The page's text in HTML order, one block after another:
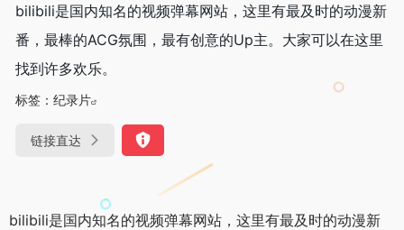
bilibili是国内知名的视频弹幕网站，这里有最及时的动漫新
番，最棒的ACG氛围，最有创意的Up主。大家可以在这里
找到许多欢乐。
标签： 纪录片
链接直达
bilibili是国内知名的视频弹幕网站，这里有最及时的动漫新